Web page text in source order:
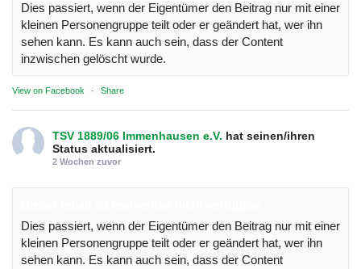
Dies passiert, wenn der Eigentümer den Beitrag nur mit einer
kleinen Personengruppe teilt oder er geändert hat, wer ihn
sehen kann. Es kann auch sein, dass der Content
inzwischen gelöscht wurde.
View on Facebook · Share
TSV 1889/06 Immenhausen e.V. hat seinen/ihren
Status aktualisiert.
2 Wochen zuvor
Dies passiert, wenn der Eigentümer den Beitrag nur mit einer
kleinen Personengruppe teilt oder er geändert hat, wer ihn
sehen kann. Es kann auch sein, dass der Content